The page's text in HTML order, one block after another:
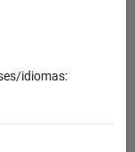
idiomas: